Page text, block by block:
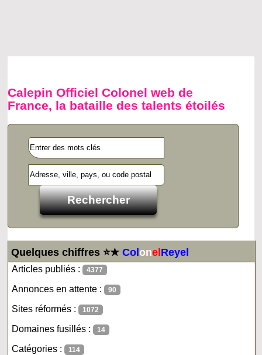
Calepin Officiel Colonel web de
France, la bataille des talents étoilés
Quelques chiffres ⭐★ColonelReyel
Articles publiés : 4377
Annonces en attente : 90
Sites réformés : 1072
Domaines fusillés : 14
Catégories : 114